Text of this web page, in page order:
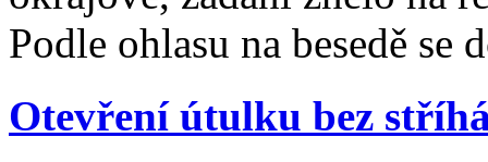
Podle ohlasu na besedě
Otevření útulku bez